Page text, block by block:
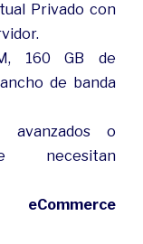
Privado con
160 GB de
de banda
avanzados o
necesitan